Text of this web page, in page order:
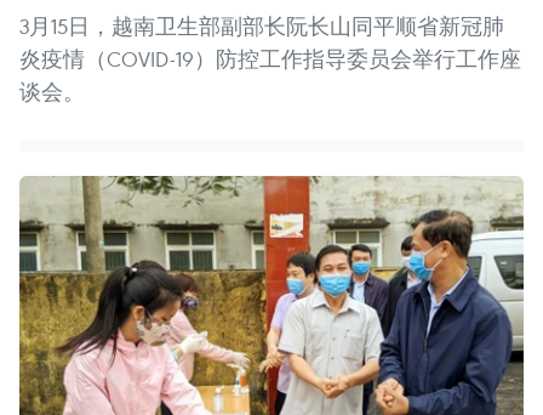
3月15日，越南卫生部副部长阮长山同平顺省新冠肺
炎疫情（COVID-19）防控工作指导委员会举行工作座
谈会。